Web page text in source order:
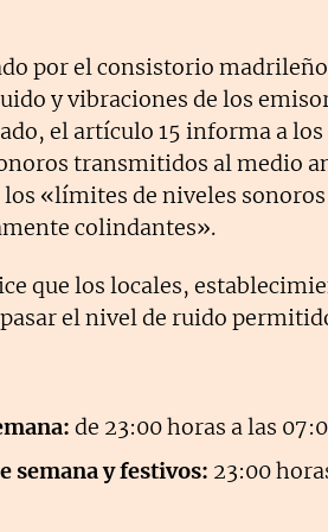
por el consistorio madrileño
y vibraciones de los
el artículo 15 informa a
transmitidos al medio
«límites de niveles sonoros
colindantes».
que los locales,
el nivel de ruido
de 23:00 horas a las
semana y festivos: 23:00